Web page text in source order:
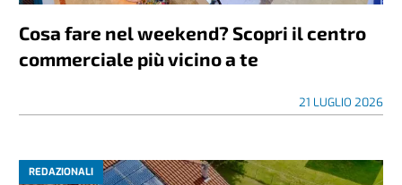
Cosa fare nel weekend? Scopri il centro
commerciale più vicino a te
21 LUGLIO 2026
REDAZIONALI